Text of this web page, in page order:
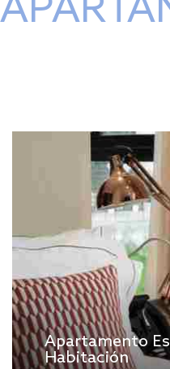
Apartamento
Habitación